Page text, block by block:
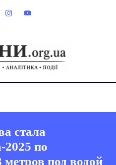
стала
по
под водой